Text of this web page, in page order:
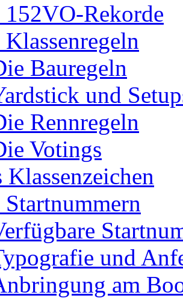
152VO-Rekorde
Bauregeln
und
Rennregeln
Votings
Klassenzeichen
und
am